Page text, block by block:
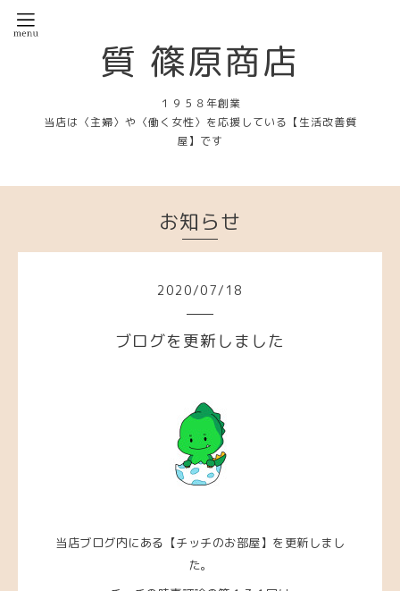
質 篠原商店
１９５８年創業
当店は〈主婦〉や〈働く女性〉を応援している【生活改善質
屋】です
お知らせ
2020/07/ 18
ブログを更新しました
当店ブログ内にある【チッチのお部屋】を更新しまし
た。